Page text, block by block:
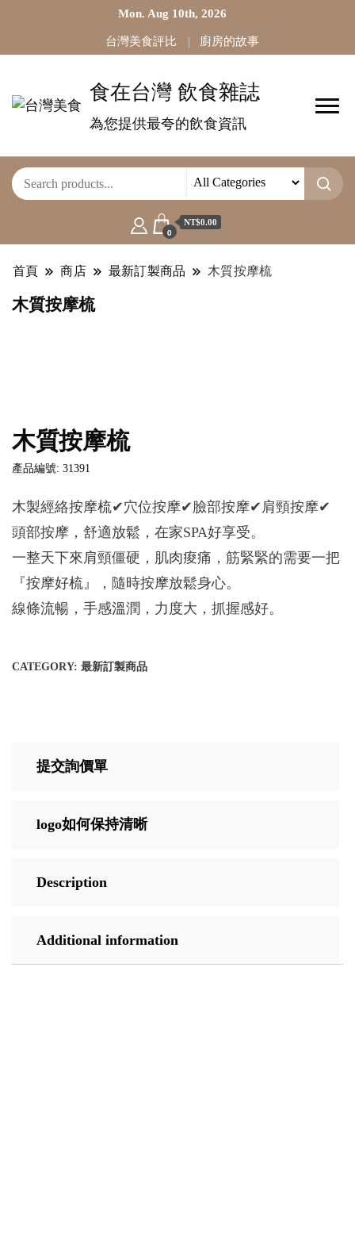
Mon. Aug 10th, 2026
台灣美食評比 廚房的故事
食在台灣 飲食雜誌
為您提供最夸的飲食資訊
0
NT$0.00
首頁 商店 最新訂製商品 木質按摩梳
木質按摩梳
木質按摩梳
產品編號: 31391
木製經絡按摩梳✔穴位按摩✔臉部按摩✔肩頸按摩✔
頭部按摩，舒適放鬆，在家SPA好享受。
一整天下來肩頸僵硬，肌肉痠痛，筋緊緊的需要一把
『按摩好梳』，隨時按摩放鬆身心。
線條流暢，手感溫潤，力度大，抓握感好。
CATEGORY: 最新訂製商品
提交詢價單
logo如何保持清晰
Description
Additional information